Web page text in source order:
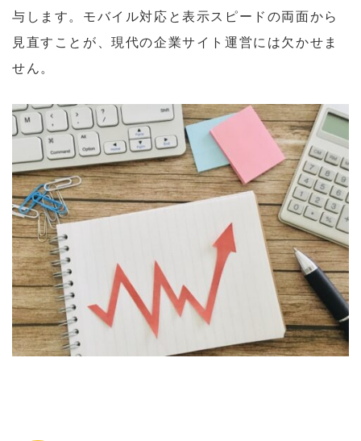
与します。モバイル対応と表示スピードの両面から
見直すことが、現代の企業サイト運営には欠かせま
せん。